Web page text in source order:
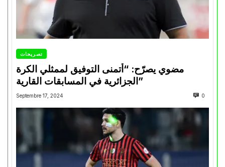
تصريحات
مضوي يصرّح: “أتمنى التوفيق لممثلي الكرة
الجزائرية في المسابقات القارية”
Septembre 17, 2024 0